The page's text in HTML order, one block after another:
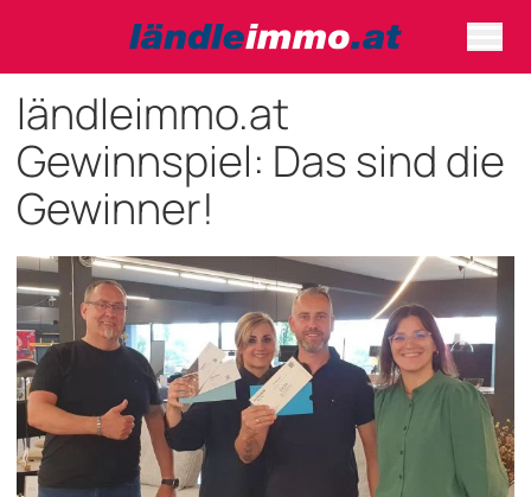
ländleimmo.at
Gewinnspiel: Das sind die
Gewinner!